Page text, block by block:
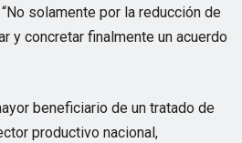
solamente por la reducción de
y concretar finalmente un acuerdo
beneficiario de un tratado de
productivo nacional,